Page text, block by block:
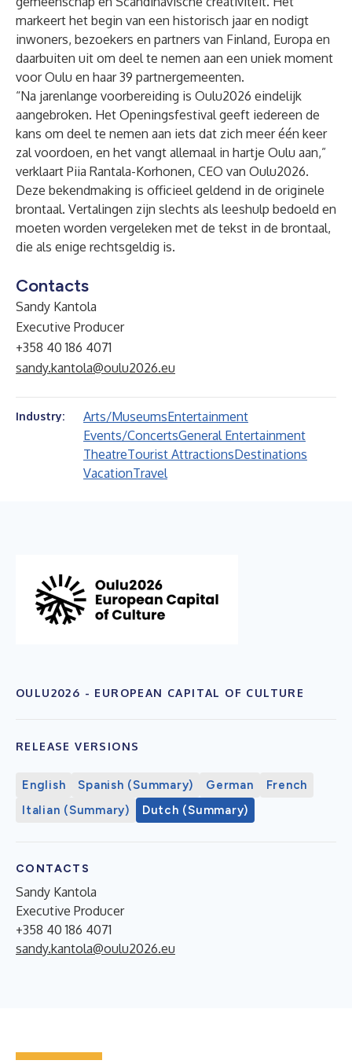
markeert het begin van een historisch jaar en nodigt
inwoners, bezoekers en partners van Finland, Europa en
daarbuiten uit om deel te nemen aan een uniek moment
voor Oulu en haar 39 partnergemeenten.
“Na jarenlange voorbereiding is Oulu2026 eindelijk
aangebroken. Het Openingsfestival geeft iedereen de
kans om deel te nemen aan iets dat zich meer één keer
zal voordoen, en het vangt allemaal in hartje Oulu aan,”
verklaart Piia Rantala-Korhonen, CEO van Oulu2026.
Deze bekendmaking is officieel geldend in de originele
brontaal. Vertalingen zijn slechts als leeshulp bedoeld en
moeten worden vergeleken met de tekst in de brontaal,
die als enige rechtsgeldig is.
Contacts
Sandy Kantola
Executive Producer
+358 40 186 4071
sandy.kantola@oulu2026.eu
Industry: Arts/MuseumsEntertainment
Events/ConcertsGeneral Entertainment
TheatreTourist AttractionsDestinations
VacationTravel
OULU2026 - EUROPEAN CAPITAL OF CULTURE
RELEASE VERSIONS
English Spanish (Summary) German
French
Italian (Summary)
Dutch (Summary)
CONTACTS
Sandy Kantola
Executive Producer
+358 40 186 4071
sandy.kantola@oulu2026.eu